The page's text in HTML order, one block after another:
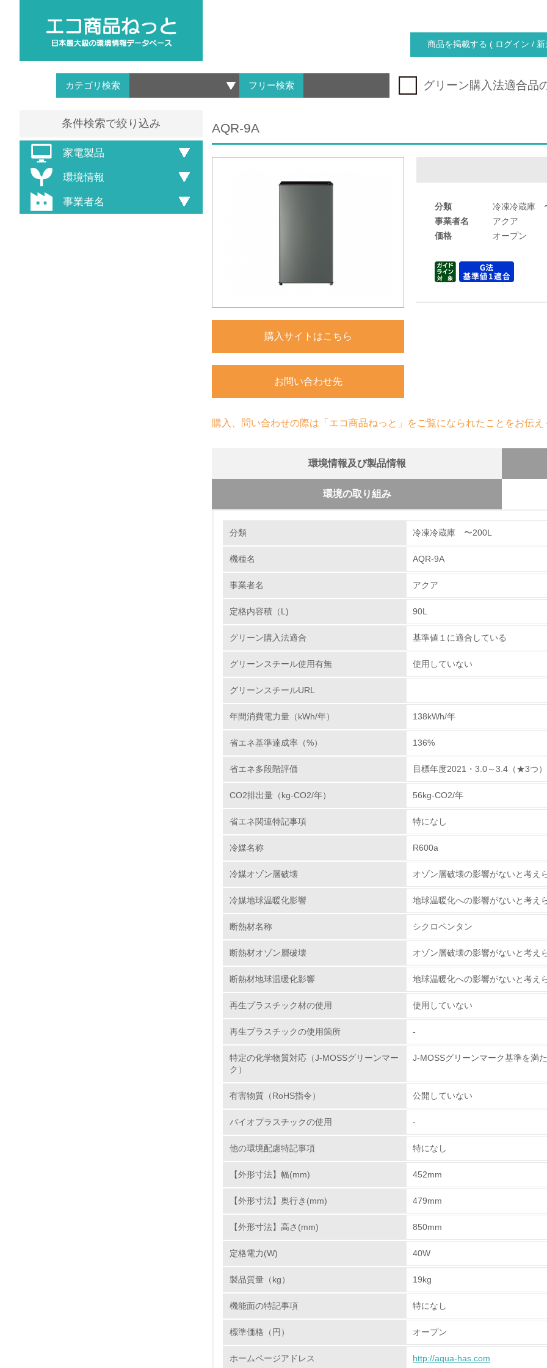
商品を掲載する ( ログイン / 新
カテゴリ検索 フリー検索 グリーン購入法適合品
条件検索で絞り込み
家電製品
環境情報
事業者名
AQR-9A
購入サイトはこちら
お問い合わせ先
分類
冷凍冷蔵庫
事業者名
アクア
価格
オープン
購入、問い合わせの際は「エコ商品ねっと」をご覧になられたことをお伝え
環境情報及び製品情報
環境の取り組み
1.環境取り組み体制
No.
レベル2
5. 環境取り組み体制と成果を定期的に検証して次の活動に活かして
6. 従業員が環境方針に基づいて自分の業務の中で行うべき環境対
7. 環境活動に関する規格やプログラムを導入している
8.
資源・エネルギー
9. <L1> 資源（投入原料、水等）とエネルギー（電力、重油、ガス
10. <L2> 資源とエネルギーの使用量の把握をし、具体的な削減目標
環境配慮型製品・サービスの
11. <L1> 環境配慮型製品・サービスの製造・販売を積極的に行って
12. <L2> 環境配慮型製品・サービスの製造・販売状況を把握し、具
非該当（包装・物流を必要とする業務を行っていない）
15. <L1> 環境負荷ができるだけ小さい包装・梱包を行っている
16. <L2> 環境負荷ができるだけ小さい物流を行っている
分類 冷凍冷蔵庫 〜200L
機種名 AQR-9A
事業者名 アクア
定格内容積（L) 90L
グリーン購入法適合 基準値１に適合している
グリーンスチール使用有無 使用していない
グリーンスチールURL
年間消費電力量（kWh/年） 138kWh/年
省エネ基準達成率（%） 136%
省エネ多段階評価 目標年度2021・3.0～3.4（★3つ）
CO2排出量（kg-CO2/年） 56kg-CO2/年
省エネ関連特記事項 特になし
冷媒名称 R600a
冷媒オゾン層破壊 オゾン層破壊の影響がないと考え
冷媒地球温暖化影響 地球温暖化への影響がないと考え
断熱材名称 シクロペンタン
断熱材オゾン層破壊 オゾン層破壊の影響がないと考え
断熱材地球温暖化影響 地球温暖化への影響がないと考え
再生プラスチック材の使用 使用していない
再生プラスチックの使用箇所 -
特定の化学物質対応（J-MOSSグリーンマー
ク）
J-MOSSグリーンマーク基準を満
有害物質（RoHS指令） 公開していない
バイオプラスチックの使用 -
他の環境配慮特記事項 特になし
【外形寸法】幅(mm) 452mm
【外形寸法】奥行き(mm) 479mm
【外形寸法】高さ(mm) 850mm
定格電力(W) 40W
製品質量（kg） 19kg
機能面の特記事項 特になし
標準価格（円） オープン
ホームページアドレス http://aqua-has.com